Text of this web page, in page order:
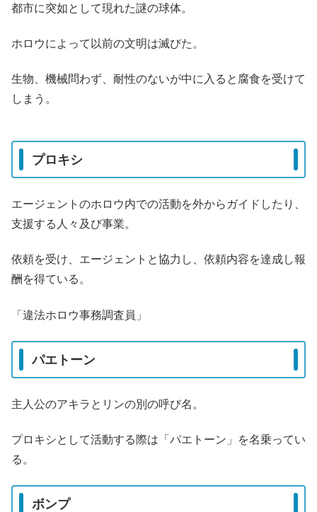
都市に突如として現れた謎の球体。
ホロウによって以前の文明は滅びた。
生物、機械問わず、耐性のないが中に入ると腐食を受けて
しまう。
プロキシ
エージェントのホロウ内での活動を外からガイドしたり、
支援する人々及び事業。
依頼を受け、エージェントと協力し、依頼内容を達成し報
酬を得ている。
「違法ホロウ事務調査員」
パエトーン
主人公のアキラとリンの別の呼び名。
プロキシとして活動する際は「パエトーン」を名乗ってい
る。
ボンプ